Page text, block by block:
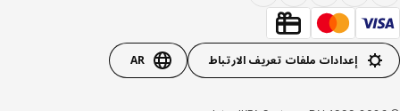
إعدادات ملفات تعريف الارتباط AR